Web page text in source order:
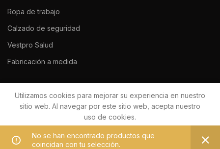
No se han encontrado productos que
coincidan con tu selección.
Ropa de trabajo
Calzado de seguridad
Vestpro Salud
Fabricación a medida
VESTPRO UNIFORMES 2020Todos los derechos reservados.
Diseñado porOkawa Studio
Utilizamos cookies para mejorar su experiencia en nuestro
sitio web. Al navegar por este sitio web, acepta nuestro
uso de cookies.
MÁS INFORMACIÓN ACEPTAR